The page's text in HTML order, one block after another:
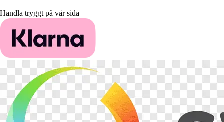
Handla tryggt på vår sida